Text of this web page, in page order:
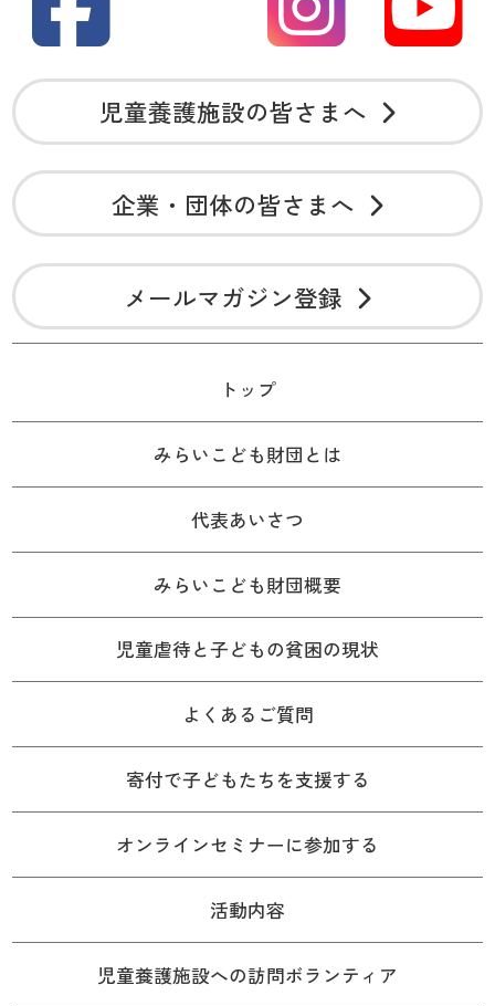
児童養護施設の皆さまへ
企業・団体の皆さまへ
メールマガジン登録
トップ
みらいこども財団とは
代表あいさつ
みらいこども財団概要
児童虐待と子どもの貧困の現状
よくあるご質問
寄付で子どもたちを支援する
オンラインセミナーに参加する
活動内容
児童養護施設への訪問ボランティア